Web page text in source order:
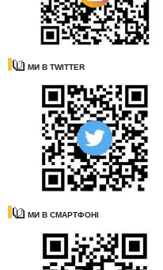
МИ В TWITTER
МИ В СМАРТФОНІ